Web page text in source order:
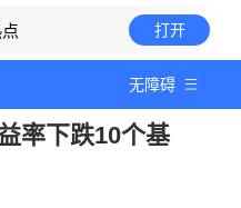
打开
无障碍
率下跌10个基